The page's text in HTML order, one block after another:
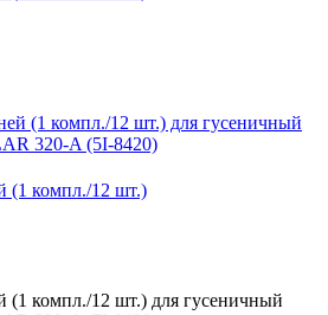
(1 компл./12 шт.)
компл./12 шт.) для гусеничный